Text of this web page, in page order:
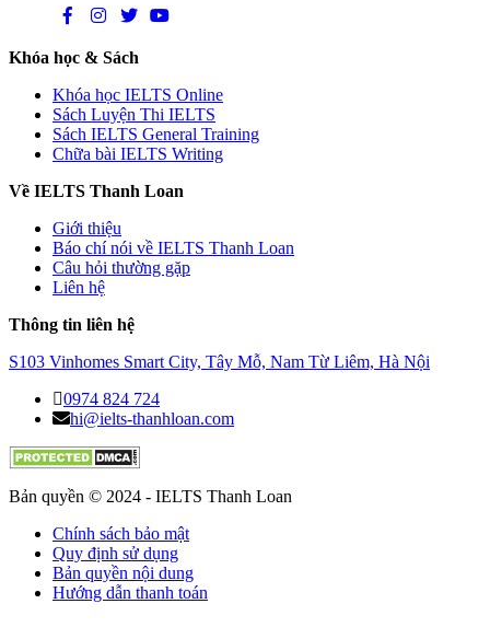
Khóa học & Sách
Khóa học IELTS Online
Sách Luyện Thi IELTS
Sách IELTS General Training
Chữa bài IELTS Writing
Về IELTS Thanh Loan
Giới thiệu
Báo chí nói về IELTS Thanh Loan
Câu hỏi thường gặp
Liên hệ
Thông tin liên hệ
S103 Vinhomes Smart City, Tây Mỗ, Nam Từ Liêm, Hà Nội
0974 824 724
hi@ielts-thanhloan.com
Bản quyền © 2024 - IELTS Thanh Loan
Chính sách bảo mật
Quy định sử dụng
Bản quyền nội dung
Hướng dẫn thanh toán